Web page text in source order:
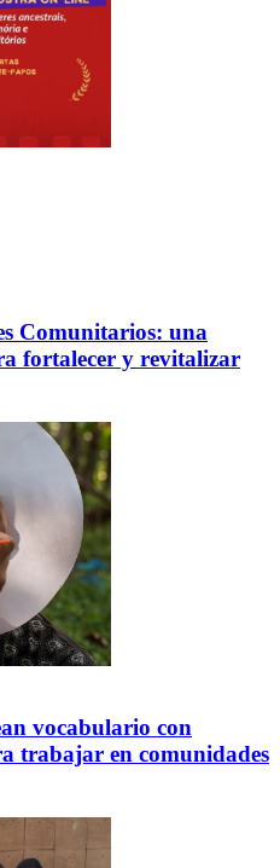
Comunitarios: una
fortalecer y revitalizar
vocabulario con
trabajar en comunidades